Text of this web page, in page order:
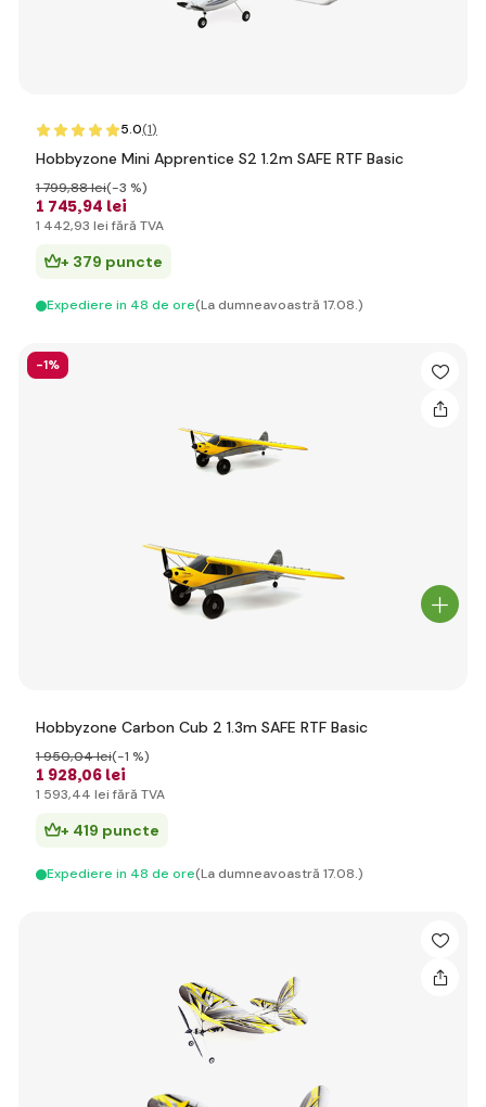
5.0(1)
Hobbyzone Mini Apprentice S2 1.2m SAFE RTF Basic
1 745,94 lei
1 799,88 lei(-3 %)
1 442,93 lei fără TVA
+ 379 puncte
Expediere in 48 de ore(La dumneavoastră 17.08.)
-1%
Hobbyzone Carbon Cub 2 1.3m SAFE RTF Basic
1 928,06 lei
1 950,04 lei(-1 %)
1 593,44 lei fără TVA
+ 419 puncte
Expediere in 48 de ore(La dumneavoastră 17.08.)